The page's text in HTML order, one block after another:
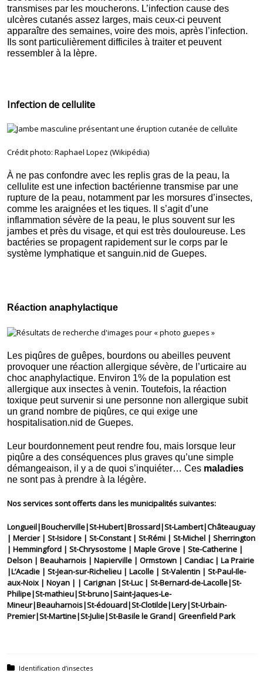
transmises par les moucherons. L’infection cause des
ulcères cutanés assez larges, mais ceux-ci peuvent
apparaître des semaines, voire des mois, après l’infection.
Ils sont particulièrement difficiles à traiter et peuvent
ressembler à la lèpre.
Infection de cellulite
Crédit photo: Raphael Lopez (Wikipédia)
À ne pas confondre avec les replis gras de la peau, la
cellulite est une infection bactérienne transmise par une
rupture de la peau, notamment par les morsures d’insectes,
comme les araignées et les tiques. Il s’agit d’une
inflammation sévère de la peau, le plus souvent sur les
jambes et près du visage, et qui est très douloureuse. Les
bactéries se propagent rapidement sur le corps par le
système lymphatique et sanguin.nid de Guepes.
Réaction anaphylactique
Les piqûres de guêpes, bourdons ou abeilles peuvent
provoquer une réaction allergique sévère, de l’urticaire au
choc anaphylactique. Environ 1% de la population est
allergique aux insectes à venin. Toutefois, la réaction
toxique peut survenir si une personne non allergique subit
un grand nombre de piqûres, ce qui exige une
hospitalisation.nid de Guepes.
Leur bourdonnement peut rendre fou, mais lorsque leur
piqûre a des conséquences plus graves qu’une simple
démangeaison, il y a de quoi s’inquiéter… Ces maladies
ne sont pas à prendre à la légère.
Nos services sont offerts dans les municipalités suivantes:
Longueil|Boucherville|St-Hubert|Brossard|St-Lambert|Châteauguay
| Mercier | St-Isidore | St-Constant | St-Rémi | St-Michel | Sherrington
| Hemmingford | St-Chrysostome | Maple Grove | Ste-Catherine |
Delson | Beauharnois | Napierville | Ormstown | Candiac | La Prairie
|L’Acadie | St-Jean-sur-Richelieu | Lacolle | St-Valentin | St-Paul-Ile-
aux-Noix | Noyan | | Carignan |St-Luc | St-Bernard-de-Lacolle|St-
Philipe|St-mathieu|St-bruno|Saint-Jaques-Le-
Mineur|Beauharnois|St-édouard|St-Clotilde|Lery|St-Urbain-
Premier|St-Martine|St-Julie|St-Basile le Grand| Greenfield Park
Posted in:
Identification d’insectes